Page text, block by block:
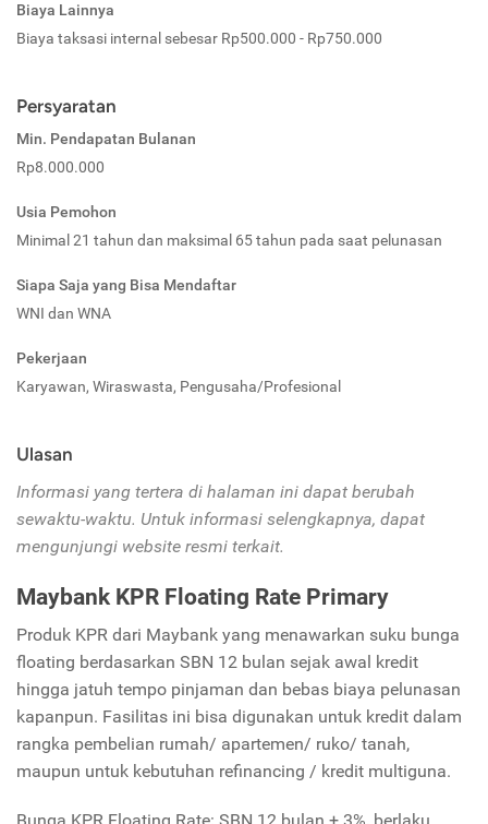
Biaya Lainnya
Biaya taksasi internal sebesar Rp500.000 - Rp750.000
Persyaratan
Min. Pendapatan Bulanan
Rp8.000.000
Usia Pemohon
Minimal 21 tahun dan maksimal 65 tahun pada saat pelunasan
Siapa Saja yang Bisa Mendaftar
WNI dan WNA
Pekerjaan
Karyawan, Wiraswasta, Pengusaha/Profesional
Ulasan
Informasi yang tertera di halaman ini dapat berubah
sewaktu-waktu. Untuk informasi selengkapnya, dapat
mengunjungi website resmi terkait.
Maybank KPR Floating Rate Primary
Produk KPR dari Maybank yang menawarkan suku bunga
floating berdasarkan SBN 12 bulan sejak awal kredit
hingga jatuh tempo pinjaman dan bebas biaya pelunasan
kapanpun. Fasilitas ini bisa digunakan untuk kredit dalam
rangka pembelian rumah/ apartemen/ ruko/ tanah,
maupun untuk kebutuhan refinancing / kredit multiguna.